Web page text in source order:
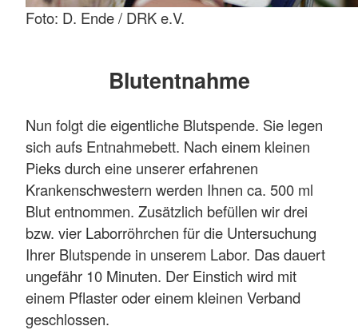
Foto: D. Ende / DRK e.V.
Blutentnahme
Nun folgt die eigentliche Blutspende. Sie legen
sich aufs Entnahmebett. Nach einem kleinen
Pieks durch eine unserer erfahrenen
Krankenschwestern werden Ihnen ca. 500 ml
Blut entnommen. Zusätzlich befüllen wir drei
bzw. vier Laborröhrchen für die Untersuchung
Ihrer Blutspende in unserem Labor. Das dauert
ungefähr 10 Minuten. Der Einstich wird mit
einem Pflaster oder einem kleinen Verband
geschlossen.